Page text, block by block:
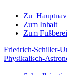
Zur
Zum Inhalt
Zum
Friedrich-Schiller-
Physikalisch-